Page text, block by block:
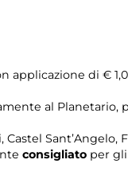
applicazione di €
al Planetario,
consigliato per